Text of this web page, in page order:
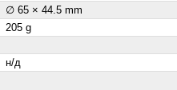
∅ 65 × 44.5 mm
205 g
н/д